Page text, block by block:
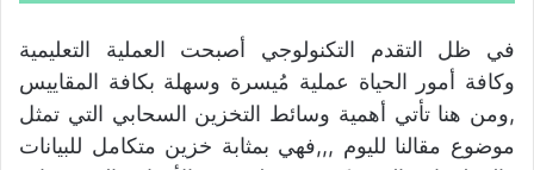
في ظل التقدم التكنولوجي أصبحت العملية التعليمية
وكافة أمور الحياة عملية مُيسرة وسهلة بكافة المقاييس
,ومن هنا تأتي أهمية وسائط التخزين السحابي التي تمثل
موضوع مقالنا لليوم ,,,فهي بمثابة خزين متكامل للبيانات